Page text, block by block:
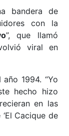
bandera de
con la
”, que llamó
viral en
1994. “Yo
hecho hizo
en las
Cacique de